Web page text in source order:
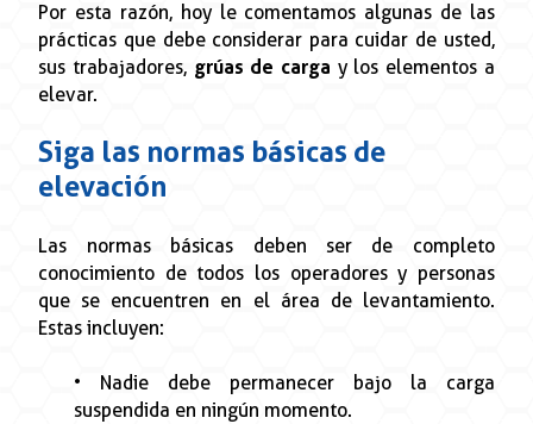
Por esta razón, hoy le comentamos algunas de las
prácticas que debe considerar para cuidar de usted,
sus trabajadores, grúas de carga y los elementos a
elevar.
Siga las normas básicas de
elevación
Las normas básicas deben ser de completo
conocimiento de todos los operadores y personas
que se encuentren en el área de levantamiento.
Estas incluyen:
• Nadie debe permanecer bajo la carga
suspendida en ningún momento.